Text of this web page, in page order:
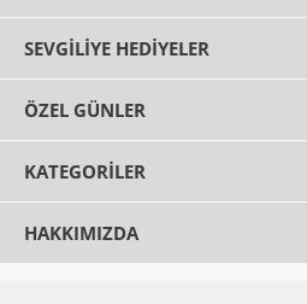
SEVGILIYE HEDIYELER
ÖZEL GÜNLER
KATEGORILER
HAKKIMIZDA